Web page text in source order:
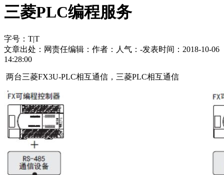
三菱PLC编程服务
字号： TT
文章出处： 网责任编辑： 作者： 人气： -发表时间：2018-10-06
14:28:00
两台三菱FX3U-PLC相互通信，三菱PLC相互通信